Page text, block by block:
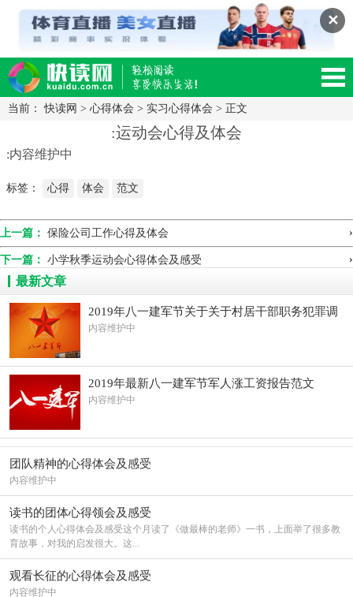
✕
读网-轻松阅读,快乐生活移动版
当前：快读网 > 心得体会 > 实习心得体会 > 正文
:运动会心得及体会
:内容维护中
标签： 心得 体会 范文
上一篇： 保险公司工作心得及体会 ›
下一篇： 小学秋季运动会心得体会及感受 ›
最新文章
2019年八一建军节关于关于村居干部职务犯罪调
查报告
内容维护中
2019年最新八一建军节军人涨工资报告范文
内容维护中
团队精神的心得体会及感受
内容维护中
读书的团体心得领会及感受
读书的个人心得体会及感受这个月读了《做最棒的老师》一书，上面举了很多教
育故事，对我的启发很大。这...
观看长征的心得体会及感受
内容维护中